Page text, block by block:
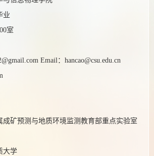
业
室
Email：hancao@csu.edu.cn
成矿预测与地质环境监测教育部重点实验室
大学